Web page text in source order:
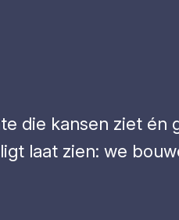
die kansen ziet
laat zien: we